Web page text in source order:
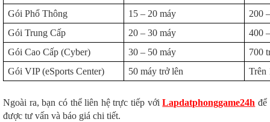
Gói Phổ Thông
15 – 20 máy
200
Gói Trung Cấp
20 – 30 máy
400
Gói Cao Cấp (Cyber)
30 – 50 máy
700
Gói VIP (eSports Center)
50 máy trở lên Trên
Ngoài ra, bạn có thể liên hệ trực tiếp vớiLapdatphonggame24h để
được tư vấn và báo giá chi tiết.